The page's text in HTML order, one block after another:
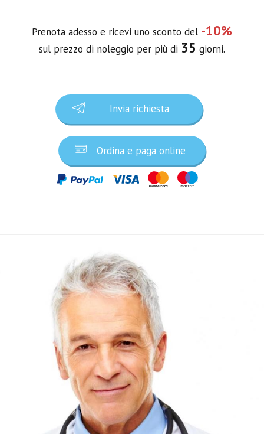
Prenota adesso e ricevi uno sconto del -10%
sul prezzo di noleggio per più di 35 giorni.
Invia richiesta
Ordina e paga online